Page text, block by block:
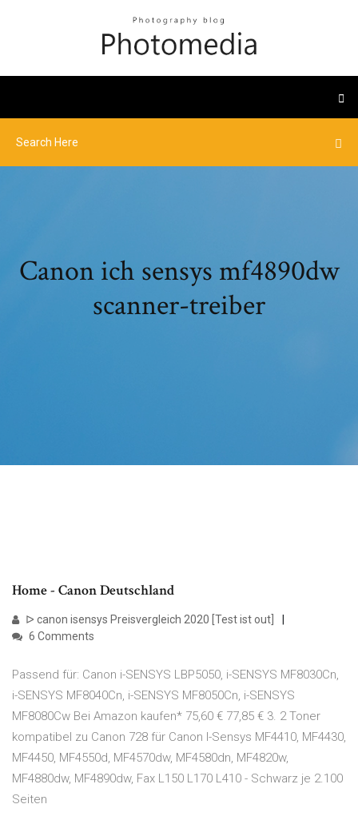
Canon ich sensys mf4890dw
scanner-treiber
Home - Canon Deutschland
ᐅ canon isensys Preisvergleich 2020 [Test ist out]
6 Comments
Passend für: Canon i-SENSYS LBP5050, i-SENSYS MF8030Cn,
i-SENSYS MF8040Cn, i-SENSYS MF8050Cn, i-SENSYS
MF8080Cw Bei Amazon kaufen* 75,60 € 77,85 € 3. 2 Toner
kompatibel zu Canon 728 für Canon I-Sensys MF4410, MF4430,
MF4450, MF4550d, MF4570dw, MF4580dn, MF4820w,
MF4880dw, MF4890dw, Fax L150 L170 L410 - Schwarz je 2.100
Seiten